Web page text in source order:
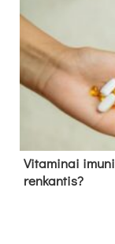
Vitaminai
renkantis?